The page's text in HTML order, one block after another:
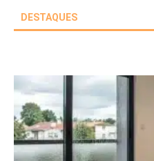
DESTAQUES